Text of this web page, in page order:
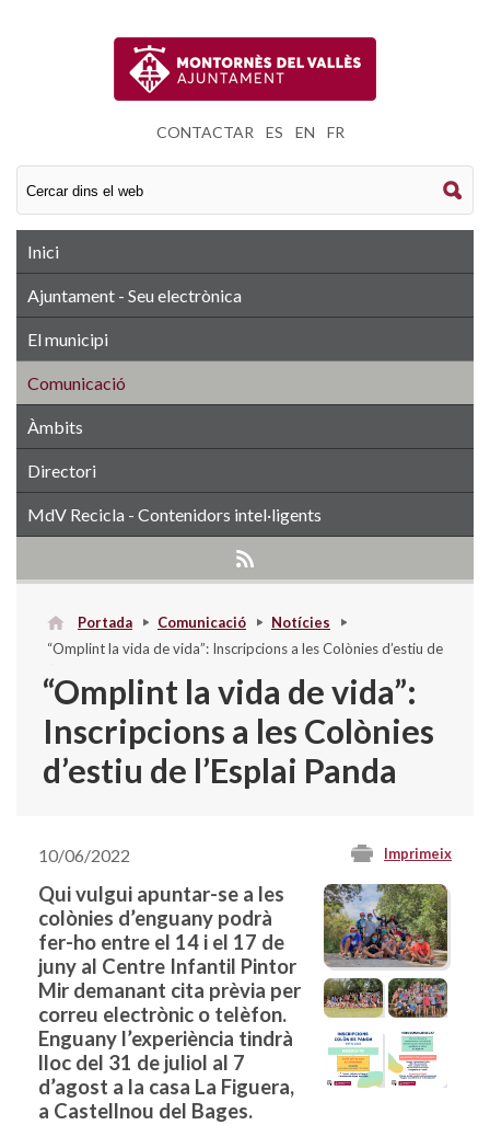
CONTACTAR ES EN FR
Inici
Ajuntament - Seu electrònica
El municipi
Comunicació
Àmbits
Directori
MdV Recicla - Contenidors intel·ligents
Portada Comunicació
Notícies
“Omplint la vida de vida”: Inscripcions a les Colònies d’estiu de
“Omplint la vida de vida”:
Inscripcions a les Colònies
d’estiu de l’Esplai Panda
Imprimeix
10/06/2022
Qui vulgui apuntar-se a les
colònies d’enguany podrà
fer-ho entre el 14 i el 17 de
juny al Centre Infantil Pintor
Mir demanant cita prèvia per
correu electrònic o telèfon.
Enguany l’experiència tindrà
lloc del 31 de juliol al 7
d’agost a la casa La Figuera,
a Castellnou del Bages.